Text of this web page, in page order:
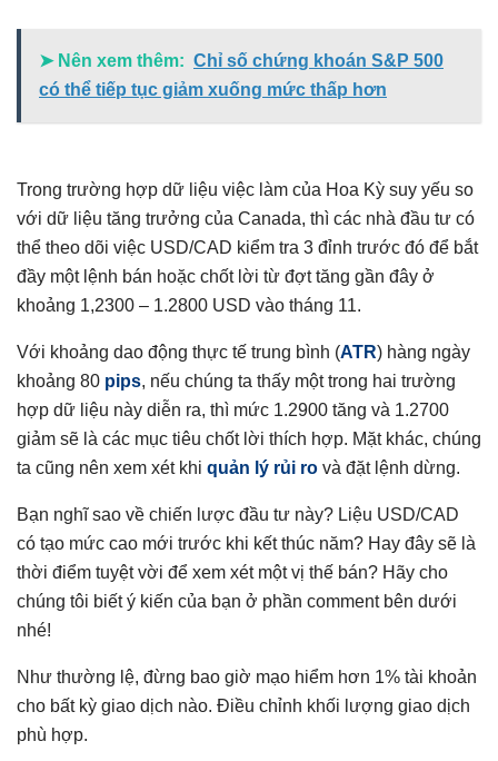
➤ Nên xem thêm: Chỉ số chứng khoán S&P 500
có thể tiếp tục giảm xuống mức thấp hơn
Trong trường hợp dữ liệu việc làm của Hoa Kỳ suy yếu so
với dữ liệu tăng trưởng của Canada, thì các nhà đầu tư có
thể theo dõi việc USD/CAD kiểm tra 3 đỉnh trước đó để bắt
đầy một lệnh bán hoặc chốt lời từ đợt tăng gần đây ở
khoảng 1,2300 – 1.2800 USD vào tháng 11.
Với khoảng dao động thực tế trung bình (ATR) hàng ngày
khoảng 80 pips, nếu chúng ta thấy một trong hai trường
hợp dữ liệu này diễn ra, thì mức 1.2900 tăng và 1.2700
giảm sẽ là các mục tiêu chốt lời thích hợp. Mặt khác, chúng
ta cũng nên xem xét khi quản lý rủi ro và đặt lệnh dừng.
Bạn nghĩ sao về chiến lược đầu tư này? Liệu USD/CAD
có tạo mức cao mới trước khi kết thúc năm? Hay đây sẽ là
thời điểm tuyệt vời để xem xét một vị thế bán? Hãy cho
chúng tôi biết ý kiến của bạn ở phần comment bên dưới
nhé!
Như thường lệ, đừng bao giờ mạo hiểm hơn 1% tài khoản
cho bất kỳ giao dịch nào. Điều chỉnh khối lượng giao dịch
phù hợp.